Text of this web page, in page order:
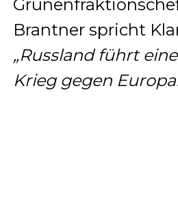
Brantner spricht
„Russland führt
Krieg gegen